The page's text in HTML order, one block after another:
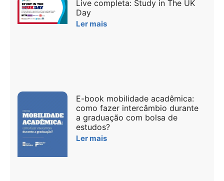
Live completa: Study in The UK
Day
Ler mais
E-book mobilidade acadêmica:
como fazer intercâmbio durante
a graduação com bolsa de
estudos?
Ler mais